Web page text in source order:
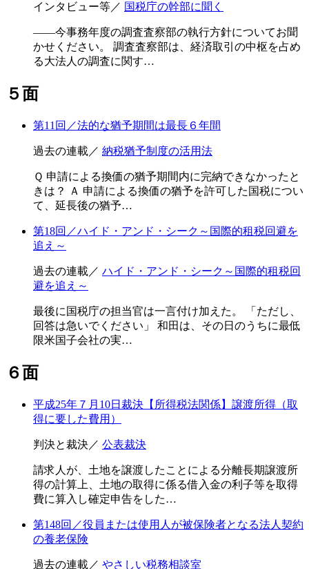
インタビュー等／ 国税庁の幹部に聞く
――今事務年度の調査査察部の執行方針についてお聞
かせください。 調査査察部は、経済取引の中枢を占め
る大法人の調査に関す…
５面
第11回／法的な猶予期間は最長６年間
過去の連載／ 納税猶予制度の活用法
Ｑ 申請による換価の猶予期間内に完納できなかったと
きは？ Ａ 申請による換価の猶予を許可した国税につい
て、延長後の猶予…
第18回／ハイド・アンド・シーク～国際的租税回避を
追え～
過去の連載／ ハイド・アンド・シーク～国際的租税回
避を追え～
最後に国税庁の担当官は一言付け加えた。 「ただし、
回答は急いでください」 和田は、その日のうちに最低
限米国子会社の実…
６面
平成25年７月10日裁決【所得税法関係】譲渡所得（取
得に要した費用）
判決と裁決／ 公表裁決
請求人が、土地を譲渡したことによる分離長期譲渡所
得の計算上、土地の取得に係る借入金の利子等を取得
費に算入し確定申告をした…
第148回／役員または使用人が被保険者となる法人契約
の養老保険
過去の連載／ やさしい税務相談室